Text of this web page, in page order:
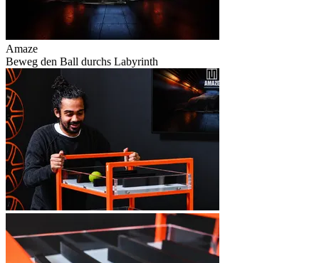
Amaze
Beweg den Ball durchs Labyrinth